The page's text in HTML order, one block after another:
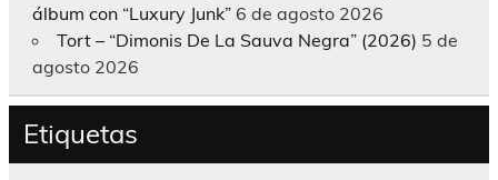
álbum con “Luxury Junk” 6 de agosto 2026
Tort – “Dimonis De La Sauva Negra” (2026) 5 de
agosto 2026
Etiquetas